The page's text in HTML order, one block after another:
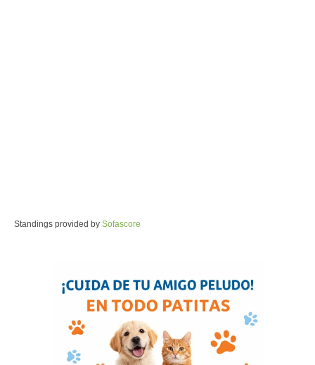
Standings provided by Sofascore